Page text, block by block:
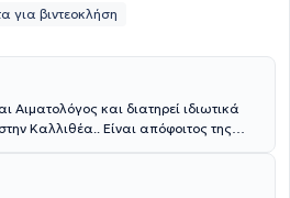
για βιντεοκλήση
Αιματολόγος και διατηρεί ιδιωτικά
Καλλιθέα.. Είναι απόφοιτος της
Σχολής Αξιωματικών Σωμάτων.
του Σχολείου Αεροπορικής Ιατρικής